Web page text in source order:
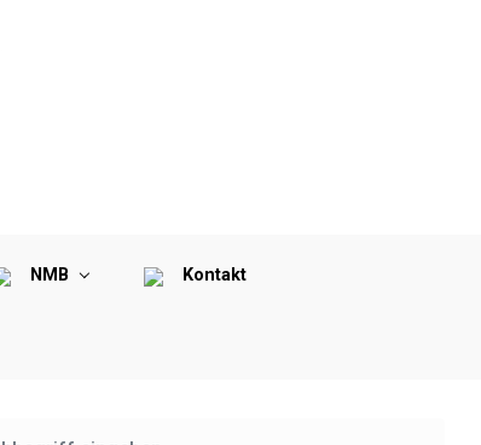
NMB Kontakt